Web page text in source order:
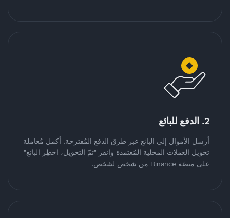
2. الدفع للبائع
أرسل الأموال إلى البائع عبر طرق الدفع المُقترحة. أكمل مُعاملة
تحويل العملات المحلية المُعتمدة وانقر "تمّ التحويل، اخطِر البائع"
على منصّة Binance من شخص لشخص.